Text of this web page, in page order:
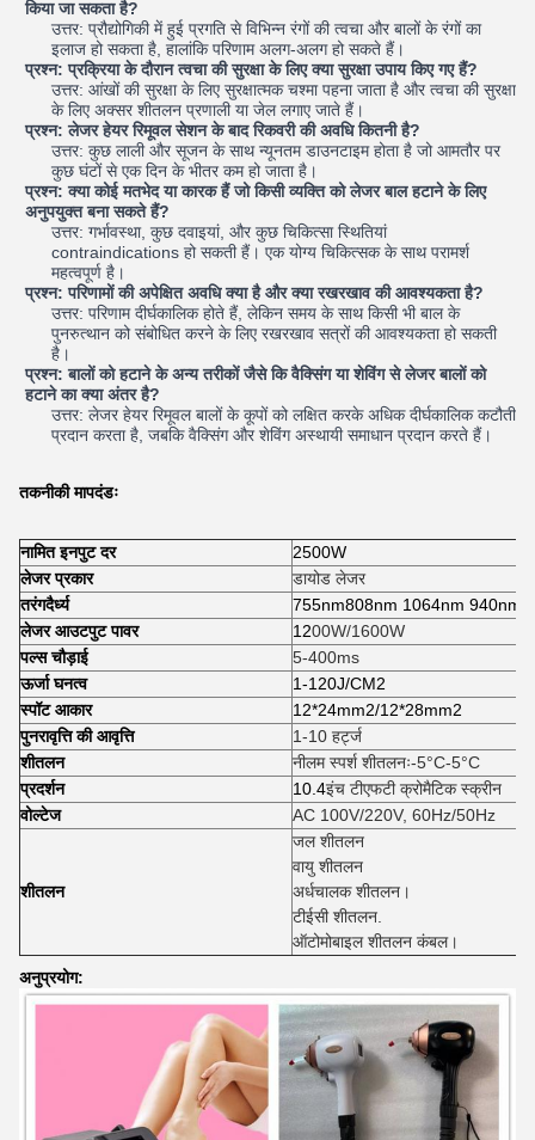
किया जा सकता है?
उत्तर: प्रौद्योगिकी में हुई प्रगति से विभिन्न रंगों की त्वचा और बालों के रंगों का
इलाज हो सकता है, हालांकि परिणाम अलग-अलग हो सकते हैं।
प्रश्न: प्रक्रिया के दौरान त्वचा की सुरक्षा के लिए क्या सुरक्षा उपाय किए गए हैं?
उत्तर: आंखों की सुरक्षा के लिए सुरक्षात्मक चश्मा पहना जाता है और त्वचा की सुरक्षा
के लिए अक्सर शीतलन प्रणाली या जेल लगाए जाते हैं।
प्रश्न: लेजर हेयर रिमूवल सेशन के बाद रिकवरी की अवधि कितनी है?
उत्तर: कुछ लाली और सूजन के साथ न्यूनतम डाउनटाइम होता है जो आमतौर पर
कुछ घंटों से एक दिन के भीतर कम हो जाता है।
प्रश्न: क्या कोई मतभेद या कारक हैं जो किसी व्यक्ति को लेजर बाल हटाने के लिए
अनुपयुक्त बना सकते हैं?
उत्तर: गर्भावस्था, कुछ दवाइयां, और कुछ चिकित्सा स्थितियां
contraindications हो सकती हैं। एक योग्य चिकित्सक के साथ परामर्श
महत्वपूर्ण है।
प्रश्न: परिणामों की अपेक्षित अवधि क्या है और क्या रखरखाव की आवश्यकता है?
उत्तर: परिणाम दीर्घकालिक होते हैं, लेकिन समय के साथ किसी भी बाल के
पुनरुत्थान को संबोधित करने के लिए रखरखाव सत्रों की आवश्यकता हो सकती
है।
प्रश्न: बालों को हटाने के अन्य तरीकों जैसे कि वैक्सिंग या शेविंग से लेजर बालों को
हटाने का क्या अंतर है?
उत्तर: लेजर हेयर रिमूवल बालों के कूपों को लक्षित करके अधिक दीर्घकालिक कटौती
प्रदान करता है, जबकि वैक्सिंग और शेविंग अस्थायी समाधान प्रदान करते हैं।
तकनीकी मापदंडः
नामित इनपुट दर
2500W
लेजर प्रकार
डायोड लेजर
तरंगदैर्ध्य
755nm808nm 1064nm 940nm
लेजर आउटपुट पावर
1200W/1600W
पल्स चौड़ाई
5-400ms
ऊर्जा घनत्व
1-120J/CM2
स्पॉट आकार
12*24mm2/12*28mm2
पुनरावृत्ति की आवृत्ति
1-10 हर्ट्ज
शीतलन
नीलम स्पर्श शीतलनः-5°C-5°C
प्रदर्शन
10.4इंच टीएफटी क्रोमैटिक स्क्रीन
वोल्टेज
AC 100V/220V, 60Hz/50Hz
शीतलन
जल शीतलन
वायु शीतलन
अर्धचालक शीतलन।
टीईसी शीतलन.
ऑटोमोबाइल शीतलन कंबल।
अनुप्रयोग: